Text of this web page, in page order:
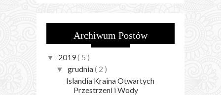
Archiwum Postów
▼ 2019( 5 )
▼grudnia( 2 )
Islandia Kraina Otwartych
Przestrzeni i Wody